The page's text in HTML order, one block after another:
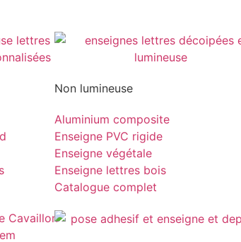
Non lumineuse
Aluminium composite
Enseigne PVC rigide
Enseigne végétale
Enseigne lettres bois
Catalogue complet